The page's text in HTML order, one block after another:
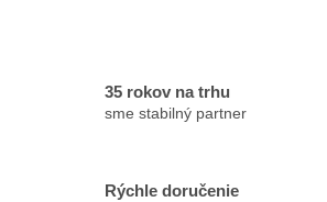
35 rokov na trhu
sme stabilný partner
Rýchle doručenie